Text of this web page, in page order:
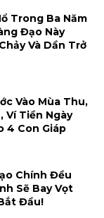
Trong Ba Năm
Đạo Này
Và Dần Trở
Vào Mùa Thu,
Ví Tiền Ngày
4 Con Giáp
Chính Đều
Sẽ Bay Vọt
Đầu!